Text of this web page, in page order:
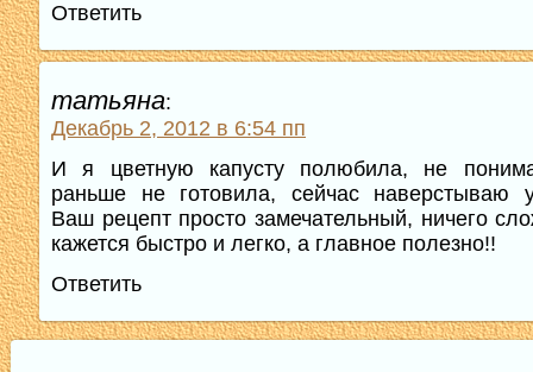
Ответить
татьяна:
Декабрь 2, 2012 в 6:54 пп
И я цветную капусту полюбила, не
раньше не готовила, сейчас наверстываю
Ваш рецепт просто замечательный, ничего
кажется быстро и легко, а главное полезно!!
Ответить